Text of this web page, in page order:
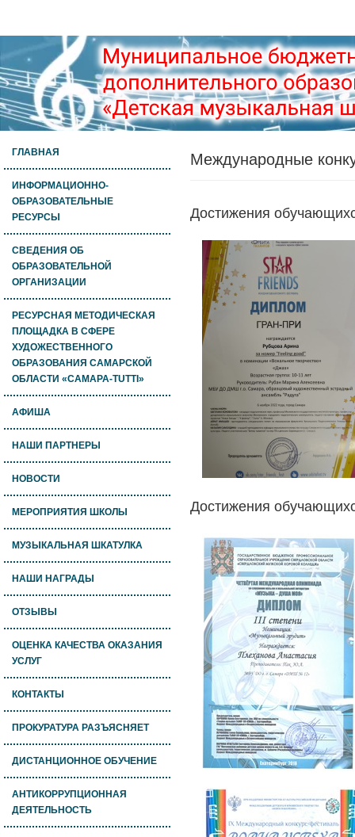
ГЛАВНАЯ
ИНФОРМАЦИОННО-
ОБРАЗОВАТЕЛЬНЫЕ
РЕСУРСЫ
СВЕДЕНИЯ ОБ
ОБРАЗОВАТЕЛЬНОЙ
ОРГАНИЗАЦИИ
РЕСУРСНАЯ МЕТОДИЧЕСКАЯ
ПЛОЩАДКА В СФЕРЕ
ХУДОЖЕСТВЕННОГО
ОБРАЗОВАНИЯ САМАРСКОЙ
ОБЛАСТИ «САМАРА-TUTTI»
АФИША
НАШИ ПАРТНЕРЫ
НОВОСТИ
МЕРОПРИЯТИЯ ШКОЛЫ
МУЗЫКАЛЬНАЯ ШКАТУЛКА
НАШИ НАГРАДЫ
ОТЗЫВЫ
ОЦЕНКА КАЧЕСТВА ОКАЗАНИЯ
УСЛУГ
КОНТАКТЫ
ПРОКУРАТУРА РАЗЪЯСНЯЕТ
ДИСТАНЦИОННОЕ ОБУЧЕНИЕ
АНТИКОРРУПЦИОННАЯ
ДЕЯТЕЛЬНОСТЬ
Международные
Достижения
Достижения